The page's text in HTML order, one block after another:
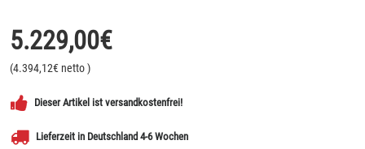
5.229,00€
(4.394,12€ netto)
Dieser Artikel ist versandkostenfrei!
Lieferzeit in Deutschland 4-6 Wochen